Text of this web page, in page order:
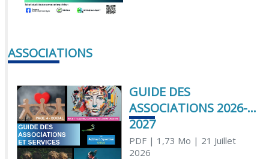
ASSOCIATIONS
GUIDE DES
ASSOCIATIONS 2026-
2027
PDF| 1,73 Mo | 21 Juillet
2026